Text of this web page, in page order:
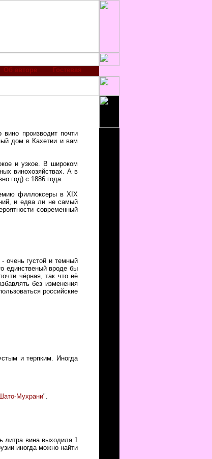
Об авторе Гостевая
производит почти
дом в Кахетии и вам
и узкое. В широком
винохозяйствах. А в
год) с 1886 года.
филлоксеры в XIX
и едва ли не самый
современный
очень густой и темный
единственый вроде бы
чёрная, так что её
без изменения
российские
и терпким. Иногда
Шато-Мухрани".
литра вина выходила 1
иногда можно найти